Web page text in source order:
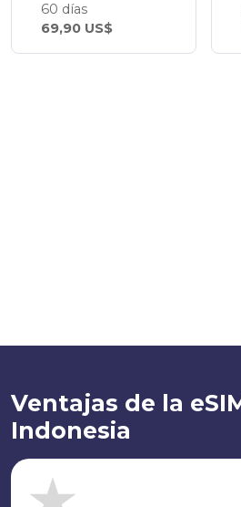
60 días
69,90 US$
Ventajas de la
Indonesia